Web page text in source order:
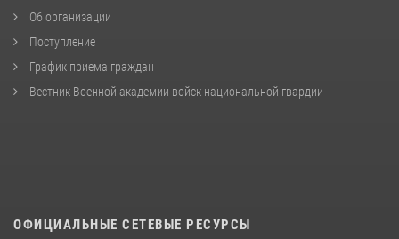
Об организации
Поступление
График приема граждан
Вестник Военной академии войск национальной гвардии
ОФИЦИАЛЬНЫЕ СЕТЕВЫЕ РЕСУРСЫ